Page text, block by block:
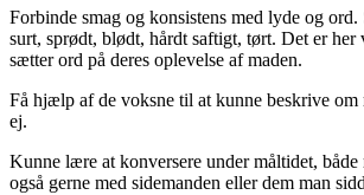
Forbinde smag og konsistens med lyde og ord.
surt, sprødt, blødt, hårdt saftigt, tørt. Det er her
sætter ord på deres oplevelse af maden.
Få hjælp af de voksne til at kunne beskrive om
ej.
Kunne lære at konversere under måltidet, både
også gerne med sidemanden eller dem man